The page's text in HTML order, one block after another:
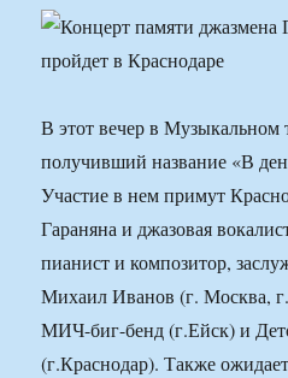
В этот вечер в Музыкальном
получивший название «В
Участие в нем примут
Гараняна и джазовая
пианист и композитор,
Михаил Иванов (г. Москва,
МИЧ-биг-бенд (г.Ейск) и
(г.Краснодар). Также